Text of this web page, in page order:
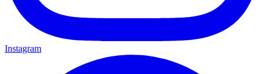
Instagram